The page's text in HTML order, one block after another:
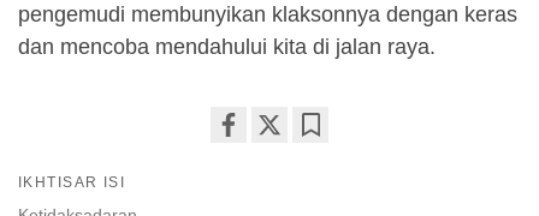
pengemudi membunyikan klaksonnya dengan keras
dan mencoba mendahului kita di jalan raya.
IKHTISAR ISI